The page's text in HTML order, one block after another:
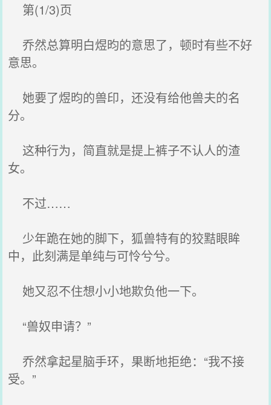
第(1/3)页
乔然总算明白煜昀的意思了，顿时有些不好
意思。
她要了煜昀的兽印，还没有给他兽夫的名
分。
这种行为，简直就是提上裤子不认人的渣
女。
不过……
少年跪在她的脚下，狐兽特有的狡黠眼眸
中，此刻满是单纯与可怜兮兮。
她又忍不住想小小地欺负他一下。
“兽奴申请？”
乔然拿起星脑手环，果断地拒绝：“我不接
受。”